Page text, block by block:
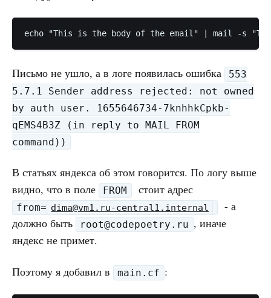
echo "This is the body of the email" | mail -s
Письмо не ушло, а в логе появилась ошибка
553
5.7.1 Sender address rejected: not owned
by auth user. 1655646734-7knhhkCpkb-
qEMS4B3Z (in reply to MAIL FROM
command))
В статьях яндекса об этом говорится. По логу выше
видно, что в поле
FROM стоит адрес
from= dima@vm1.ru-central1.internal
- а
должно быть
root@codepoetry.ru , иначе
яндекс не примет.
Поэтому я добавил в main.cf :